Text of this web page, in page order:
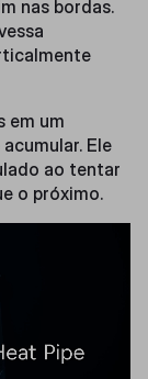
nas bordas.
em um
Ele
ao tentar
o próximo.